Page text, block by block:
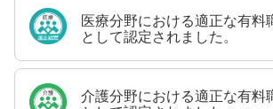
医療分野における適正な有料
として認定されました。
介護分野における適正な有料